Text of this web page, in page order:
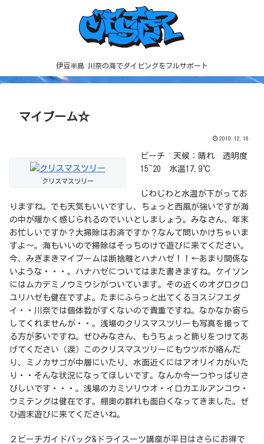
伊豆半島 川奈の海でダイビングをフルサポート
マイブーム☆
2010.12.16
クリスマスツリー
ビーチ 天候：晴れ 透明度
15~20 水温17.9℃
じわじわと水温が下がってお
りますね。でも天気もいいですし、ちょっと西風が強いですが海
の中が暖かく感じられるのでいいとしましょう。みなさん、年末
お忙しいですか？大掃除はお済ですか？なんて問いかけちゃいま
すよ～。海もいいので掃除はそっちのけで遊びに来てください。
今、みぎまきマイブームは断捨離とハナハゼ！！←あまり関係な
いような・・・。ハナハゼについてはまた書きますね。ケイソン
にはムカデミノウミウシがついています。その近くのオグロクロ
ユリハゼも健在ですよ。たまにふらっと出てくるヨスジフエダ
イ・・川奈では個体数がすくないので貴重ですね。なかなか寄ら
してくれませんが・・。浅場のクリスマスツリーも写真を撮って
る方が多いですね。ぜひみなさん、もうちょっと飾りをつけてあ
げてください（涙）このクリスマスツリーにもウツボが絡んだ
り、ミノカサゴが中層にいたり、水面近くにはアオリイカがいた
り・・そんな状況になってほしいです。なんか今一つやっぱりさ
びしいです・・・。浅場のカミソリウオ・イロカエルアンコウ・
ウミテングは健在です。棚奥の群れも面白くなってきました。ぜ
ひ週末遊びに来てくださいね。
２ビーチガイドパック&ドライスーツ講座が平日はさらにお得で